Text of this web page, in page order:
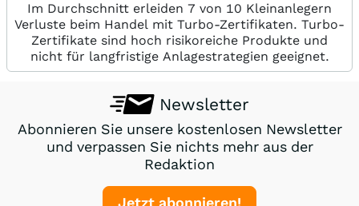
Im Durchschnitt erleiden 7 von 10 Kleinanlegern
Verluste beim Handel mit Turbo-Zertifikaten. Turbo-
Zertifikate sind hoch risikoreiche Produkte und
nicht für langfristige Anlagestrategien geeignet.
Newsletter
Abonnieren Sie unsere kostenlosen Newsletter
und verpassen Sie nichts mehr aus der
Redaktion
Jetzt abonnieren!